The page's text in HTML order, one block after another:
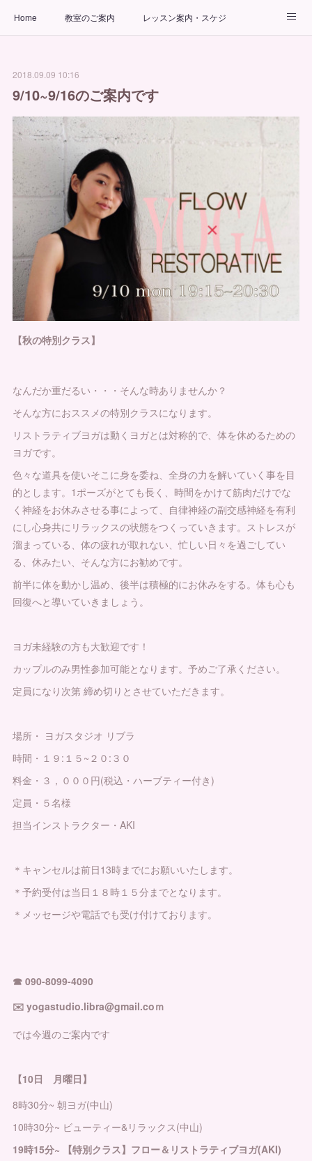
Home 教室のご案内 レッスン案内・スケジュール
出張ヨガ教室
2018.09.09 10:16
9/10~9/16のご案内です
【秋の特別クラス】
なんだか重だるい・・・そんな時ありませんか？
そんな方におススメの特別クラスになります。
リストラティブヨガは動くヨガとは対称的で、体を休めるための
ヨガです。
色々な道具を使いそこに身を委ね、全身の力を解いていく事を目
的とします。1ポーズがとても長く、時間をかけて筋肉だけでな
く神経をお休みさせる事によって、自律神経の副交感神経を有利
にし心身共にリラックスの状態をつくっていきます。ストレスが
溜まっている、体の疲れが取れない、忙しい日々を過ごしてい
る、休みたい、そんな方にお勧めです。
前半に体を動かし温め、後半は積極的にお休みをする。体も心も
回復へと導いていきましょう。
ヨガ未経験の方も大歓迎です！
カップルのみ男性参加可能となります。予めご了承ください。
定員になり次第 締め切りとさせていただきます。
場所・ ヨガスタジオ リブラ
時間・１９:１５~２０:３０
料金・３，０００円(税込・ハーブティー付き)
定員・５名様
担当インストラクター・AKI
＊キャンセルは前日13時までにお願いいたします。
＊予約受付は当日１８時１５分までとなります。
＊メッセージや電話でも受け付けております。
☎︎ 090-8099-4090
✉️ yogastudio.libra@gmail.coｍ
では今週のご案内です
【10日 月曜日】
8時30分~ 朝ヨガ(中山)
10時30分~ ビューティー&リラックス(中山)
19時15分~ 【特別クラス】フロー＆リストラティブヨガ(AKI)